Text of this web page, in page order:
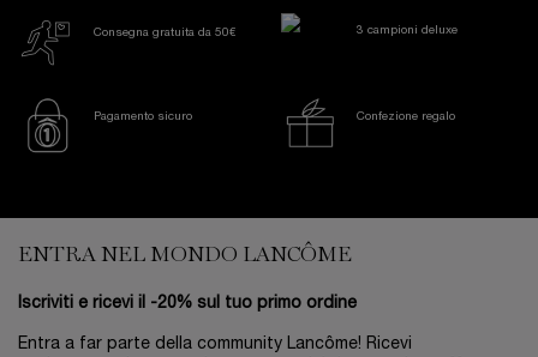
Consegna gratuita da 50€ 3 campioni deluxe
Pagamento sicuro Confezione regalo
ENTRA NEL MONDO LANCÔME
Iscriviti e ricevi il -20% sul tuo primo ordine
Entra a far parte della community Lancôme! Ricevi